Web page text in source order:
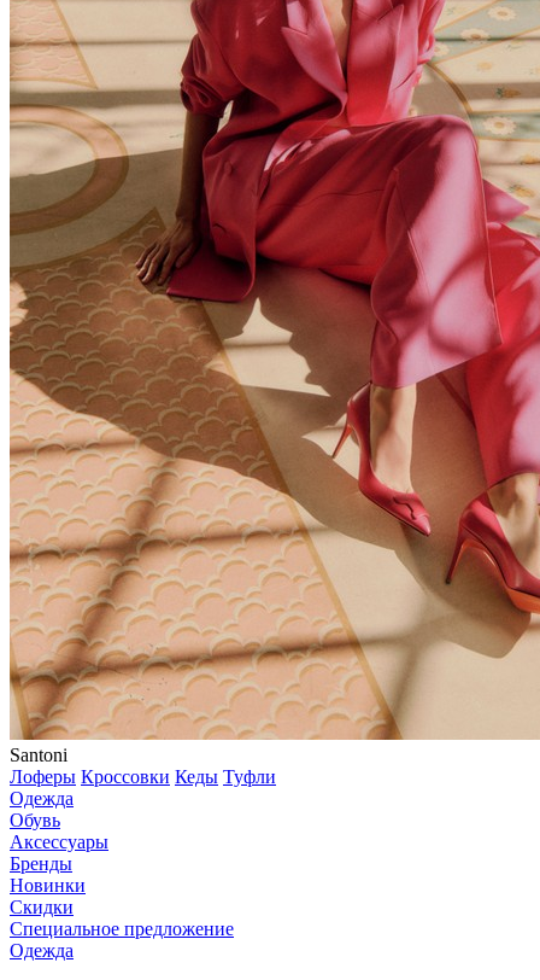
Santoni
Лоферы Кроссовки Кеды Туфли
Одежда
Обувь
Аксессуары
Бренды
Новинки
Скидки
Специальное предложение
Одежда